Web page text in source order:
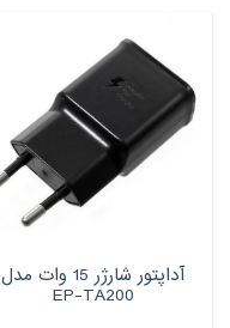
آداپتور شارژر 15 وات مدل
EP-TA200